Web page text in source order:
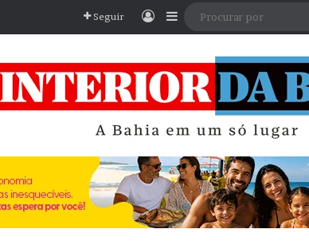
Seguir EntrarBarra Lateral